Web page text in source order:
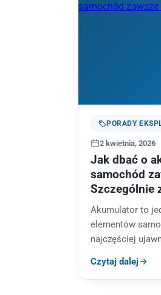
PORADY
2 kwietnia, 2026
Jak dbać o
samochód
Szczególnie
Akumulator to
elementów
najczęściej
objawy świadczą
Czytaj dalej